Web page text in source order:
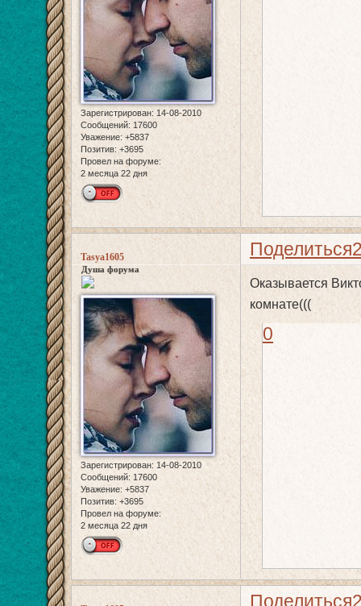
Зарегистрирован: 14-08-2010
Сообщений: 17600
Уважение: +5837
Позитив: +3695
Провел на форуме:
2 месяца 22 дня
Поделиться
Tasya1605
Душа форума
Зарегистрирован: 14-08-2010
Сообщений: 17600
Уважение: +5837
Позитив: +3695
Провел на форуме:
2 месяца 22 дня
Оказывается
комнате(((
0
Поделиться